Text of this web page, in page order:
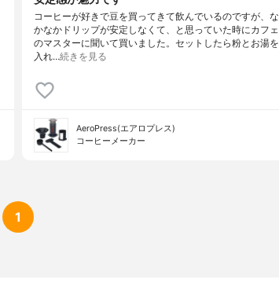
コーヒーが好きで豆を買ってきて飲んでいるのですが、な
かなかドリップが安定しなくて、と思っていた時にカフェ
のマスターに聞いて買いました。セットしたら粉とお湯を
入れ…続きを見る
AeroPress(エアロプレス)
コーヒーメーカー
1